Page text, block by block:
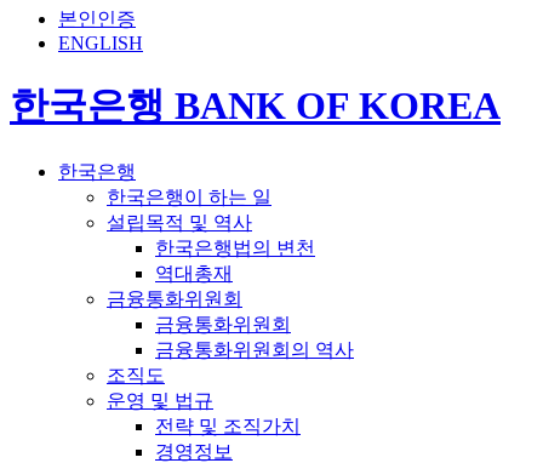
본인인증
ENGLISH
한국은행 BANK OF KOREA
한국은행
한국은행이 하는 일
설립목적 및 역사
한국은행법의 변천
역대총재
금융통화위원회
금융통화위원회
금융통화위원회의 역사
조직도
운영 및 법규
전략 및 조직가치
경영정보